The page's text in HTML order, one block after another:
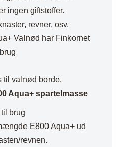
ingen giftstoffer.
revner, osv.
Valnød har Finkornet
til valnød borde.
Aqua+ spartelmasse
brug
E800 Aqua+ ud
revnen.